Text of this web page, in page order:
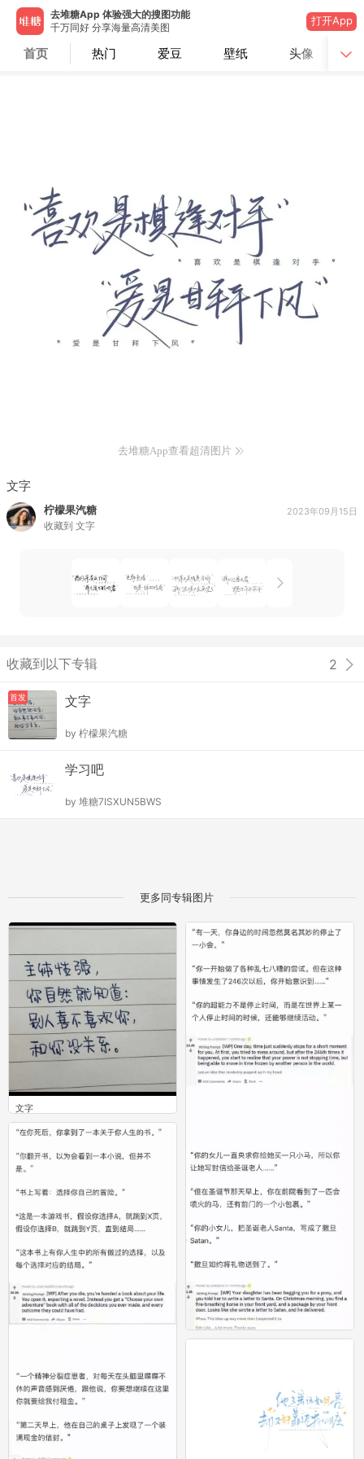
去堆糖App 体验强大的搜图功能
千万同好 分享海量高清美图
打开App
首页 热门 爱豆 壁纸 头像
去堆糖App查看超清图片
文字
柠檬果汽糖
收藏到 文字
2023年09月15日
收藏到以下专辑 2
首发 文字
by 柠檬果汽糖
学习吧
by 堆糖7ISXUN5BWS
更多同专辑图片
文字
0